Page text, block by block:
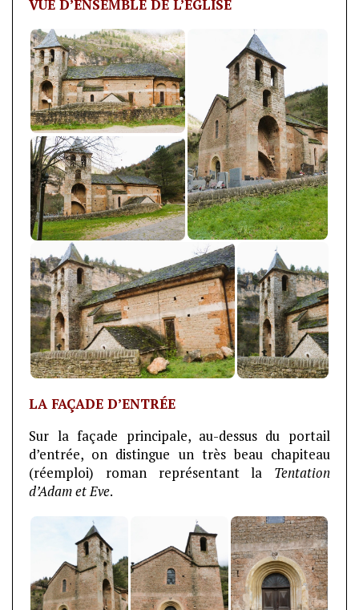
VUE D’ENSEMBLE DE L’ÉGLISE
LA FAÇADE D’ENTRÉE
Sur la façade principale, au-dessus du portail
d’entrée, on distingue un très beau chapiteau
(réemploi) roman représentant la Tentation
d’Adam et Eve.